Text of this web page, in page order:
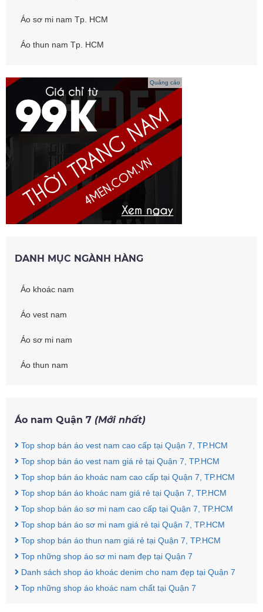
Áo sơ mi nam Tp. HCM
Áo thun nam Tp. HCM
Quảng cáo
DANH MỤC NGÀNH HÀNG
Áo khoác nam
Áo vest nam
Áo sơ mi nam
Áo thun nam
Áo nam Quận 7 (Mới nhất)
Top shop bán áo vest nam cao cấp tại Quận 7, TP.HCM
Top shop bán áo vest nam giá rẻ tại Quận 7, TP.HCM
Top shop bán áo khoác nam cao cấp tại Quận 7, TP.HCM
Top shop bán áo khoác nam giá rẻ tại Quận 7, TP.HCM
Top shop bán áo sơ mi nam cao cấp tại Quận 7, TP.HCM
Top shop bán áo sơ mi nam giá rẻ tại Quận 7, TP.HCM
Top shop bán áo thun nam giá rẻ tại Quận 7, TP.HCM
Top những shop áo sơ mi nam đẹp tại Quận 7
Danh sách shop áo khoác denim cho nam đẹp tại Quận 7
Top những shop áo khoác nam chất tại Quận 7